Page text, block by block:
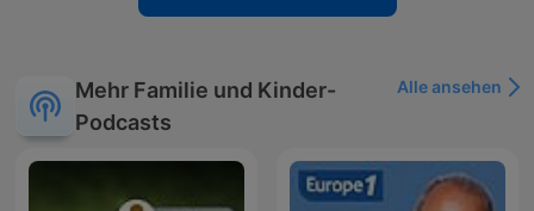
Mehr Familie und Kinder-
Podcasts
Alle ansehen